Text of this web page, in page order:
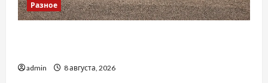
Разное
admin 8 августа, 2026